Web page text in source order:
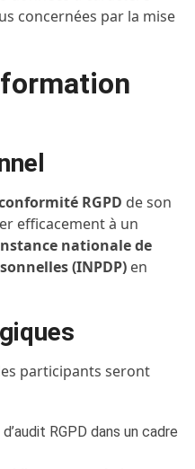
concernées par la mise
RGPD de son
efficacement à un
nationale de
(INPDP) en
participants seront
RGPD dans un cadre